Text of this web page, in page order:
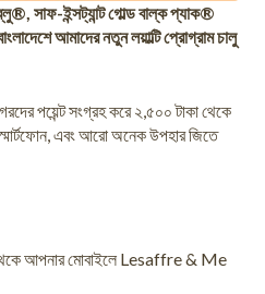
সাফ-ইন্সট্যান্ট গোল্ড বাল্ক প্যাক®
আমাদের নতুন লয়াল্টি প্রোগ্রাম চালু
পয়েন্ট সংগ্রহ করে ২,৫০০ টাকা থেকে
এবং আরো অনেক উপহার জিতে
আপনার মোবাইলে Lesaffre & Me